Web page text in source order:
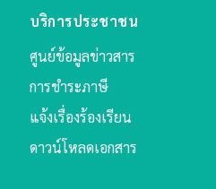
บริการประชาชน
ศูนย์ข้อมูลข่าวสาร
การชำระภาษี
แจ้งเรื่องร้องเรียน
ดาวน์โหลดเอกสาร